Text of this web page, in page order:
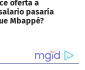
oferta a
pasaría
Mbappé?